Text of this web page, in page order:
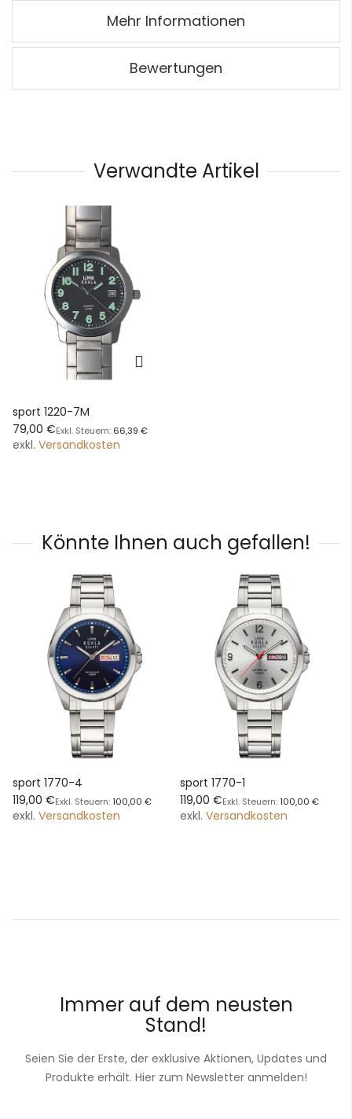
Mehr Informationen
Bewertungen
Verwandte Artikel
sport 1220-7M
79,00 €
66,39 €
exkl. Versandkosten
Könnte Ihnen auch gefallen!
sport 1770-4
119,00 €
100,00 €
exkl. Versandkosten
sport 1770-1
119,00 €
100,00 €
exkl. Versandkosten
Immer auf dem neusten
Stand!
Seien Sie der Erste, der exklusive Aktionen, Updates und
Produkte erhält. Hier zum Newsletter anmelden!